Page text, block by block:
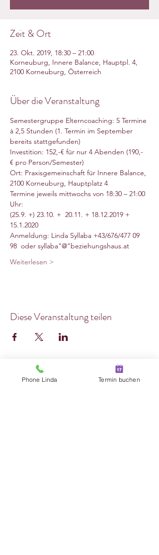
Zeit & Ort
23. Okt. 2019, 18:30 – 21:00
Korneuburg, Innere Balance, Hauptpl. 4,
2100 Korneuburg, Österreich
Über die Veranstaltung
Semestergruppe Elterncoaching: 5 Termine
à 2,5 Stunden (1. Termin im September
bereits stattgefunden)
Investition: 152,-€ für nur 4 Abenden (190,-
€ pro Person/Semester)
Ort: Praxisgemeinschaft für Innere Balance,
2100 Korneuburg, Hauptplatz 4
Termine jeweils mittwochs von 18:30 – 21:00
Uhr:
(25.9. +) 23.10. +  20.11. + 18.12.2019 +
15.1.2020
Anmeldung: Linda Syllaba +43/676/477 09
98  oder syllaba"@"beziehungshaus.at
Weiterlesen >
Diese Veranstaltung teilen
Melde dich zum Newsletter an
Phone Linda Termin buchen